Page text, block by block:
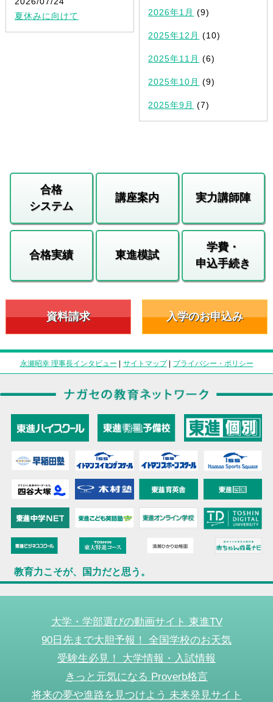
夏休みに向けて
2026年1月 (9)
2025年12月 (10)
2025年11月 (6)
2025年10月 (9)
2025年9月 (7)
合格
システム
講座案内 実力講師陣
合格実績 東進模試
学費・
申込手続き
資料請求 入学のお申込み
永瀬昭幸 理事長インタビュー | サイトマップ| プライバシー・ポリシー
教育力こそが、国力だと思う。
大学・学部選びの動画サイト 東進TV
90日先まで大胆予報！ 全国学校のお天気
受験生必見！ 大学情報・入試情報
きっと元気になる Proverb格言
将来の夢や進路を見つけよう 未来発見サイト